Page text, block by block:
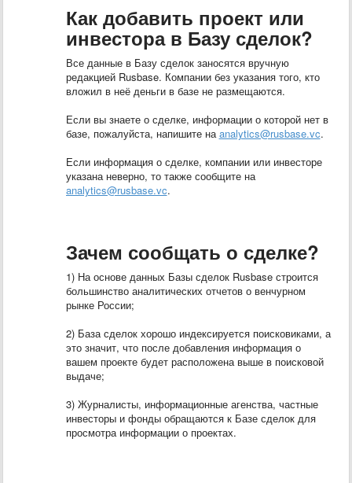
Как добавить проект или
инвестора в Базу сделок?
Все данные в Базу сделок заносятся вручную
редакцией Rusbase. Компании без указания того, кто
вложил в неё деньги в базе не размещаются.
Если вы знаете о сделке, информации о которой нет в
базе, пожалуйста, напишите наanalytics@rusbase.vc.
Если информация о сделке, компании или инвесторе
указана неверно, то также сообщите на
analytics@rusbase.vc.
Зачем сообщать о сделке?
1) На основе данных Базы сделок Rusbase строится
большинство аналитических отчетов о венчурном
рынке России;
2) База сделок хорошо индексируется поисковиками, а
это значит, что после добавления информация о
вашем проекте будет расположена выше в поисковой
выдаче;
3) Журналисты, информационные агенства, частные
инвесторы и фонды обращаются к Базе сделок для
просмотра информации о проектах.